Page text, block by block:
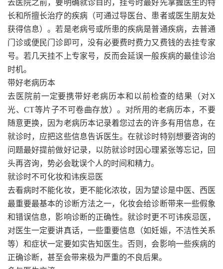
去医院之前，要明确就诊目的，挂号时最好先掌握医生的特
长和所擅长治疗的疾病（可通过导医台、患者或医生朋友处
获得信息）。若是老病号或所患的疾病是普通疾病，去普通
门诊或便民门诊即可，没有必要费时费力又费钱的去挂专家
号。若几天挂不上专家号，反而会延误一般疾病的最佳诊治
时机。
带好老病历本
去医院前一定要携带好老病历本和以前检查的结果（对X
光、CT等片子不可卷曲存放）。对所用的老病历本，不要
随意更换，因为老病历本记录着您过去的许多有用信息，在
就诊时，应把这些信息告诉医生。在就诊时特别想要咨询的
问题最好提前做好记录，以防就诊时因心理紧张等忘记，回
头再咨询，势必会耽误个人的时间和精力。
就诊时不可化妆和讳疾忌医
去看病时不能化妆，更不能化浓妆，因为望诊是中医、西医
最重要最基本的诊断方法之一，化妆会给诊断带来一些假象
和错误信息，影响诊断的正确性。就诊时更不可讳疾忌医，
对医生一定要讲真话，一些重要信息（如妊娠，不洁性关系
等）和症状一定要如实告知医生。否则，会影响一些疾病的
正确诊断，甚至会带来极为严重的不良后果。